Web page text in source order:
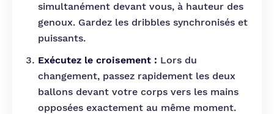
simultanément devant vous, à hauteur des
genoux. Gardez les dribbles synchronisés et
puissants.
Exécutez le croisement : Lors du
changement, passez rapidement les deux
ballons devant votre corps vers les mains
opposées exactement au même moment.